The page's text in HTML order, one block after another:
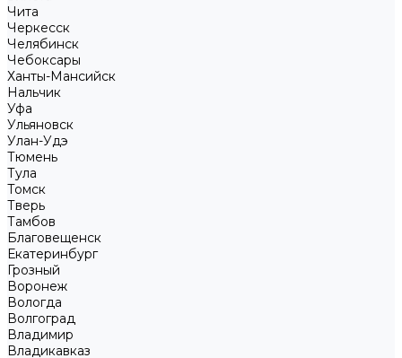
Чита
Черкесск
Челябинск
Чебоксары
Ханты-Мансийск
Нальчик
Уфа
Ульяновск
Улан-Удэ
Тюмень
Тула
Томск
Тверь
Тамбов
Благовещенск
Екатеринбург
Грозный
Воронеж
Вологда
Волгоград
Владимир
Владикавказ